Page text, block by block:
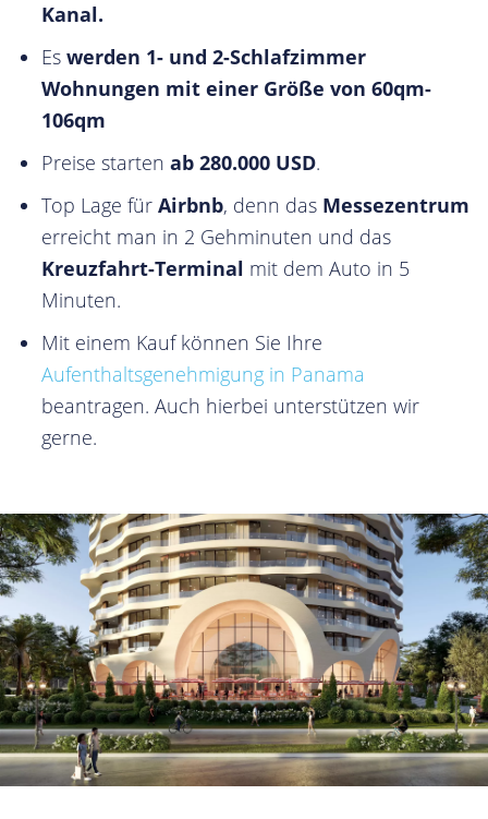
Kanal.
Es werden 1- und 2-Schlafzimmer
Wohnungen mit einer Größe von 60qm-
106qm
Preise starten ab 280.000 USD.
Top Lage für Airbnb, denn das Messezentrum
erreicht man in 2 Gehminuten und das
Kreuzfahrt-Terminal mit dem Auto in 5
Minuten.
Mit einem Kauf können Sie Ihre
Aufenthaltsgenehmigung in Panama
beantragen. Auch hierbei unterstützen wir
gerne.